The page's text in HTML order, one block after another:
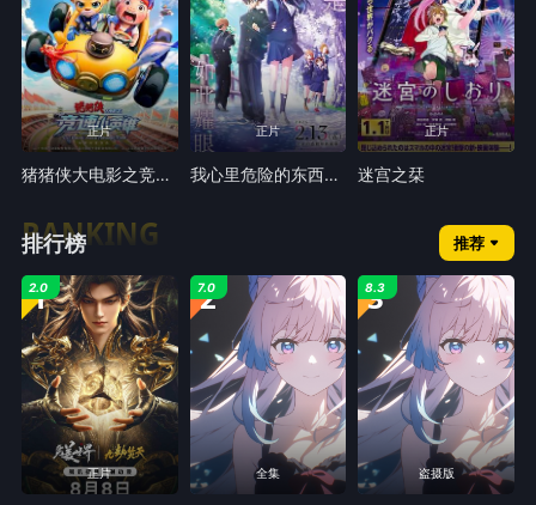
正片
猪猪侠大电影之竞速小英雄
正片
我心里危险的东西剧场版劇場版
正片
迷宫之栞
排行榜
RANKING 推荐
1
正片
2.0 2
全集
7.0 3
盗摄版
8.3